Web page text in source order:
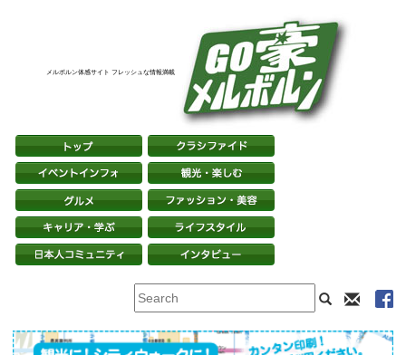
メルボルン体感サイト フレッシュな情報満載